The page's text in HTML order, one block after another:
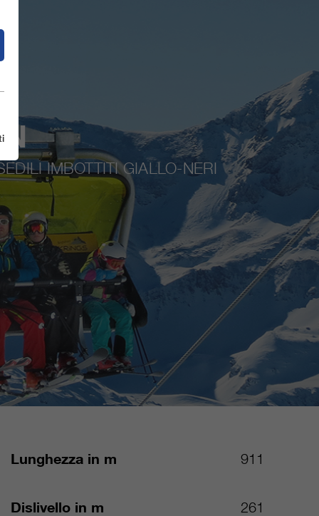
IMBOTTITI GIALLO-NERI
Lunghezza in m 911
Dislivello in m 261